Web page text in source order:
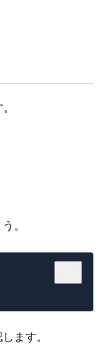
。
ます。